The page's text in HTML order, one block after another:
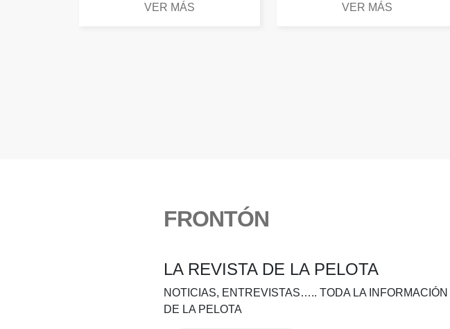
VER MÁS VER MÁS
FRONTÓN
LA REVISTA DE LA PELOTA
NOTICIAS, ENTREVISTAS….. TODA LA INFORMACIÓN
DE LA PELOTA